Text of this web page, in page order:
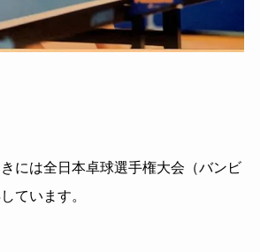
には全日本卓球選手権大会（バンビ
ています。